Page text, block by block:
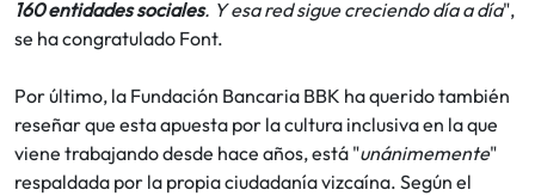
160 entidades sociales. Y esa red sigue creciendo día a día",
se ha congratulado Font.
Por último, la Fundación Bancaria BBK ha querido también
reseñar que esta apuesta por la cultura inclusiva en la que
viene trabajando desde hace años, está "unánimemente"
respaldada por la propia ciudadanía vizcaína. Según el